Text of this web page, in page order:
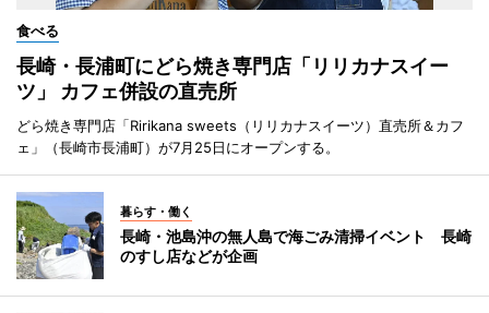
食べる
長崎・長浦町にどら焼き専門店「リリカナスイー
ツ」 カフェ併設の直売所
どら焼き専門店「Ririkana sweets（リリカナスイーツ）直売所＆カフ
ェ」（長崎市長浦町）が7月25日にオープンする。
暮らす・働く
長崎・池島沖の無人島で海ごみ清掃イベント 長崎
のすし店などが企画